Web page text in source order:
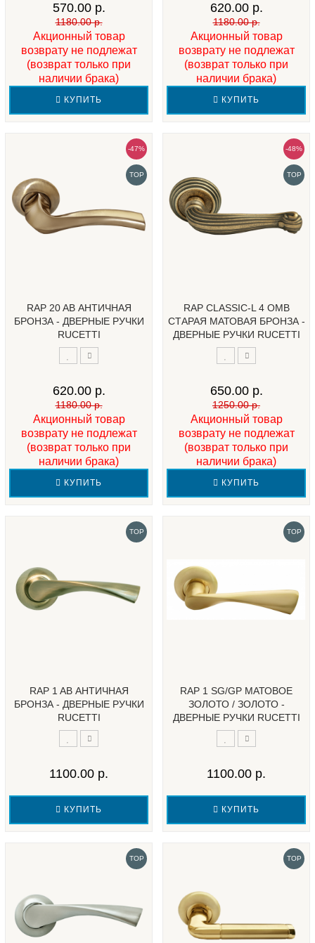
570.00 р.
1180.00 р.
Акционный товар
возврату не подлежат
(возврат только при
наличии брака)
КУПИТЬ
620.00 р.
1180.00 р.
Акционный товар
возврату не подлежат
(возврат только при
наличии брака)
КУПИТЬ
-47%
TOP
RAP 20 AB АНТИЧНАЯ
БРОНЗА - ДВЕРНЫЕ РУЧКИ
RUCETTI
620.00 р.
1180.00 р.
Акционный товар
возврату не подлежат
(возврат только при
наличии брака)
КУПИТЬ
-48%
TOP
RAP CLASSIC-L 4 OMB
СТАРАЯ МАТОВАЯ БРОНЗА -
ДВЕРНЫЕ РУЧКИ RUCETTI
650.00 р.
1250.00 р.
Акционный товар
возврату не подлежат
(возврат только при
наличии брака)
КУПИТЬ
TOP
RAP 1 AB АНТИЧНАЯ
БРОНЗА - ДВЕРНЫЕ РУЧКИ
RUCETTI
1100.00 р.
КУПИТЬ
TOP
RAP 1 SG/GP МАТОВОЕ
ЗОЛОТО / ЗОЛОТО -
ДВЕРНЫЕ РУЧКИ RUCETTI
1100.00 р.
КУПИТЬ
TOP TOP